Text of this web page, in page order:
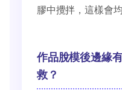
膠中攪拌，這樣會均
作品脫模後邊緣
救？